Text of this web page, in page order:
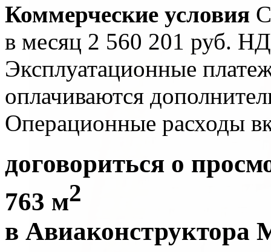
Коммерческие условия
в месяц 2 560 201 руб.
Эксплуатационные
оплачиваются
Операционные расходы
договориться о
763 м2
в Авиаконструктора